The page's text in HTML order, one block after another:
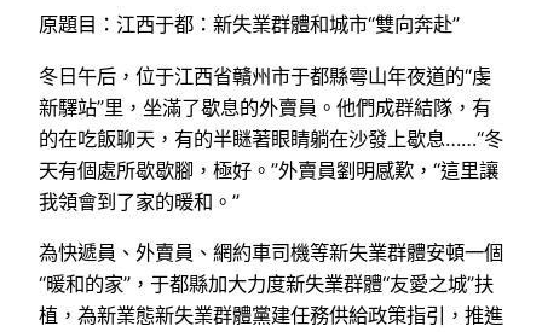
原題目：江西于都：新失業群體和城市“雙向奔赴”
冬日午后，位于江西省贛州市于都縣雩山年夜道的“虔
新驛站”里，坐滿了歇息的外賣員。他們成群結隊，有
的在吃飯聊天，有的半瞇著眼睛躺在沙發上歇息……“冬
天有個處所歇歇腳，極好。”外賣員劉明感歎，“這里讓
我領會到了家的暖和。”
為快遞員、外賣員、網約車司機等新失業群體安頓一個
“暖和的家”，于都縣加大力度新失業群體“友愛之城”扶
植，為新業態新失業群體黨建任務供給政策指引，推進